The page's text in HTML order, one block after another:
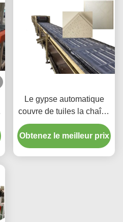
Le gypse automatique
couvre de tuiles la chaîne
de production de plafond
pour des panneaux de
ciment de fibre
Obtenez le meilleur prix